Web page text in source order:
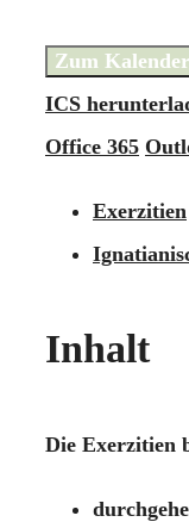
Zum
ICS
Office 365
Exerzitien
Inhalt
Die Exerzitien